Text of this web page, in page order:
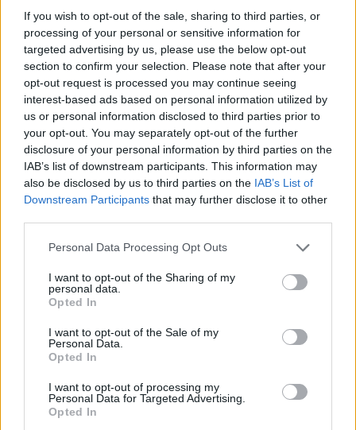
If you wish to opt-out of the sale, sharing to third parties, or
processing of your personal or sensitive information for
targeted advertising by us, please use the below opt-out
section to confirm your selection. Please note that after your
opt-out request is processed you may continue seeing
interest-based ads based on personal information utilized by
us or personal information disclosed to third parties prior to
your opt-out. You may separately opt-out of the further
disclosure of your personal information by third parties on the
IAB’s list of downstream participants. This information may
also be disclosed by us to third parties on the IAB’s List of
Downstream Participants that may further disclose it to other
Personal Data Processing Opt Outs
I want to opt-out of the Sharing of my
personal data.
Opted In
I want to opt-out of the Sale of my
Personal Data.
Opted In
I want to opt-out of processing my
Personal Data for Targeted Advertising.
Opted In
Συντονισμένες δράσεις, κοινός στόχος: Ασφαλέστερες
μετακινήσεις για όλους
30 Ιουλίου 2026
ENDLESS EC: Δυναμική Ανάπτυξη με επίκεντρο τη
Βιωσιμότητα
30 Ιουλίου 2026
Συνεργασία της ΦΩΤΟΚΥΚΛΩΣΗ Α.Ε. με τον Δήμο
Μεγαρέων
Περιφέρεια Αττικής: Υπεγράφη η σύμβαση κατασκευής
του εσωτερικού δικτύου αποχέτευσης Παιανίας
Newsletter Citygen.gr
Προστασίας, του ESG, του Green Business και των ΟΤΑ